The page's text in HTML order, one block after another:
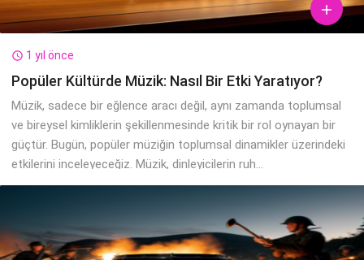

 1 yıl önce
Popüler Kültürde Müzik: Nasıl Bir Etki Yaratıyor?
Müzik, sadece bir eğlence aracı değil, aynı zamanda toplumsal
ve bireysel kimliklerin şekillenmesinde kritik bir rol oynayan bir
güçtür. Bugün, popüler müziğin toplumsal dinamikler üzerindeki
etkilerini inceleyeceğiz. Müzik, dinleyicilerin ruh...